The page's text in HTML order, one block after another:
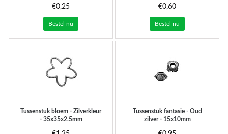
€0,25
Bestel nu
€0,60
Bestel nu
Tussenstuk bloem - Zilverkleur
- 35x35x2.5mm
Tussenstuk fantasie - Oud
zilver - 15x10mm